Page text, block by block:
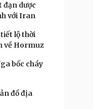
đạn dược
với Iran
lộ thời
về Hormuz
bốc cháy
đồ địa